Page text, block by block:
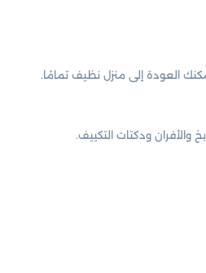
ودكتات التكييف.